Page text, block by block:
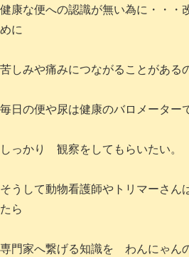
健康な便への認識が無い為に・・・
めに
苦しみや痛みにつながることがある
毎日の便や尿は健康のバロメーター
しっかり 観察をしてもらいたい。
そうして動物看護師やトリマーさん
たら
専門家へ繋げる知識を わんにゃん